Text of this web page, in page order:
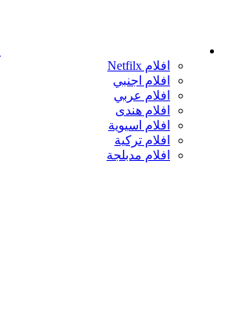
افلام Netfilx
افلام اجنبي
افلام عربي
افلام هندى
افلام اسيوية
افلام تركية
افلام مدبلجة